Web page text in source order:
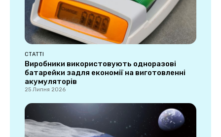
СТАТТІ
Виробники використовують одноразові
батарейки задля економії на виготовленні
акумуляторів
25 Липня 2026